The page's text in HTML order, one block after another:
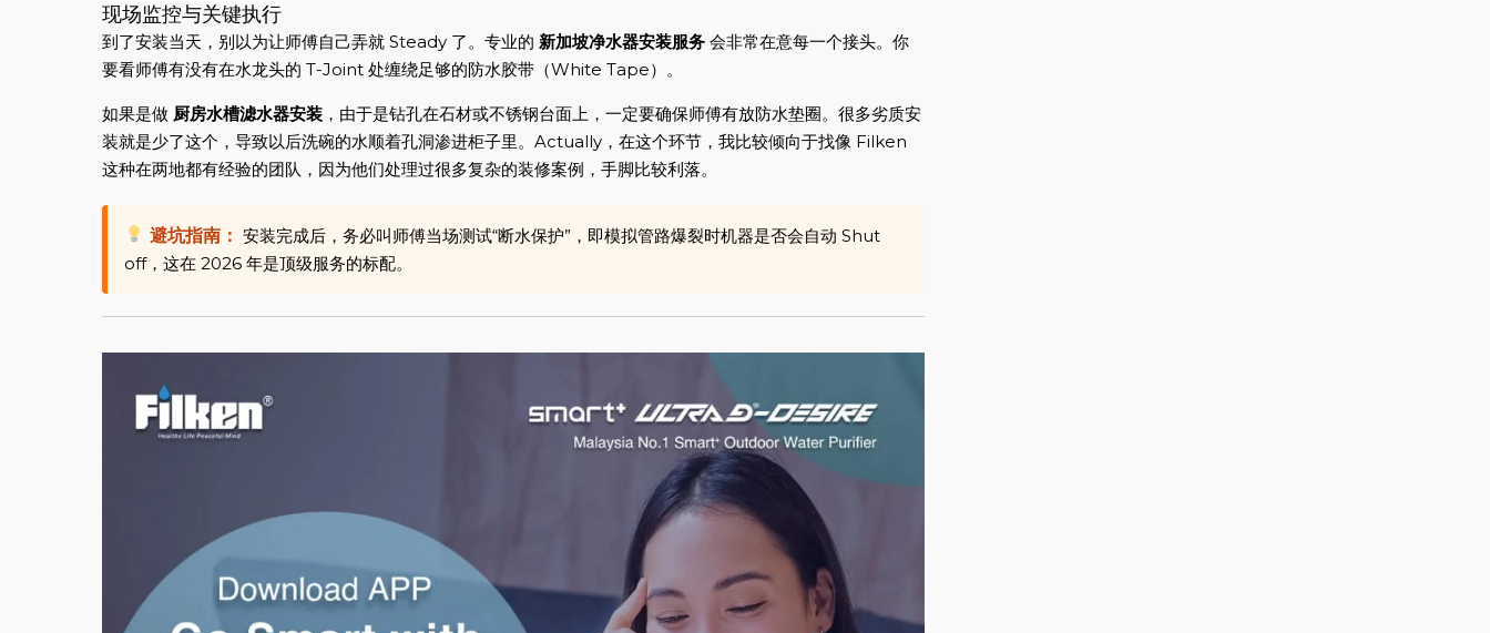
现场监控与关键执行
到了安装当天，别以为让师傅自己弄就 Steady 了。专业的 新加坡净水器安装服务 会非常在意每一个接头。你
要看师傅有没有在水龙头的 T-Joint 处缠绕足够的防水胶带（White Tape）。
如果是做 厨房水槽滤水器安装 ，由于是钻孔在石材或不锈钢台面上，一定要确保师傅有放防水垫圈。很多劣质安
装就是少了这个，导致以后洗碗的水顺着孔洞渗进柜子里。Actually，在这个环节，我比较倾向于找像 Filken
这种在两地都有经验的团队，因为他们处理过很多复杂的装修案例，手脚比较利落。
避坑指南： 安装完成后，务必叫师傅当场测试“断水保护”，即模拟管路爆裂时机器是否会自动 Shut
off，这在 2026 年是顶级服务的标配。